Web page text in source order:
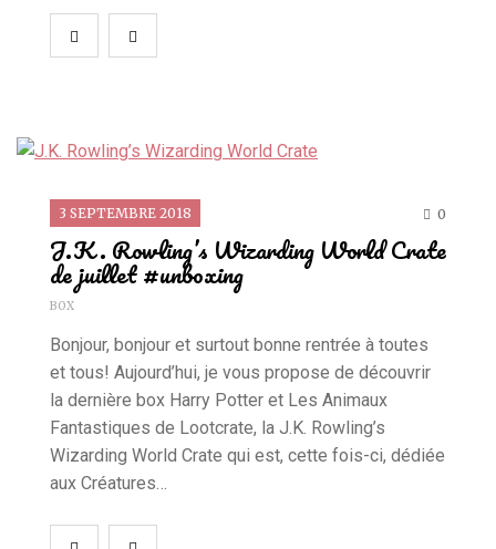
3 SEPTEMBRE 2018 0
J.K. Rowling’s Wizarding World Crate
de juillet #unboxing
BOX
Bonjour, bonjour et surtout bonne rentrée à toutes
et tous! Aujourd’hui, je vous propose de découvrir
la dernière box Harry Potter et Les Animaux
Fantastiques de Lootcrate, la J.K. Rowling’s
Wizarding World Crate qui est, cette fois-ci, dédiée
aux Créatures…